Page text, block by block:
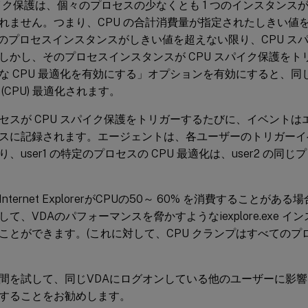
保護は、個々のプロセスの少なくとも 1 つのインスタンス
ません。つまり、CPU の合計消費量が指定されたしきい値
プロセスインスタンスがしきい値を超えない限り、CPU ス
かし、そのプロセスインスタンスが CPU スパイク保護をト
CPU 最適化を有効にする」オプションを有効にすると、同
最適化されます。
スが CPU スパイク保護をトリガーするたびに、イベントは
に記録されます。エージェントは、各ユーザーのトリガー
、user1 の特定のプロセスの CPU 最適化は、user2 の同じ
ExplorerがCPUの50～ 60% を消費することがある場
て、VDAのパフォーマンスを脅かすようなiexplore.exe イ
とができます。(これに対して、CPU クランプはすべてのプ
を試して、同じVDAにログオンしている他のユーザーに影
ることをお勧めします。